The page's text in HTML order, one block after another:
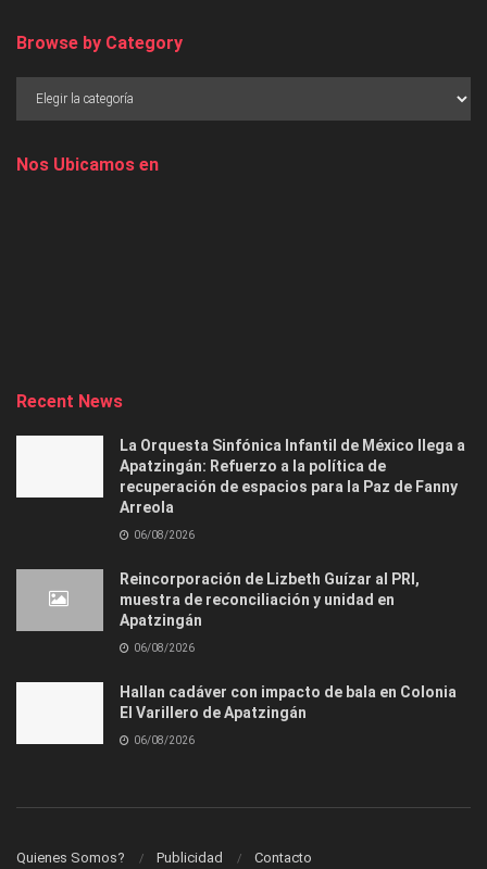
Browse by Category
Nos Ubicamos en
Recent News
La Orquesta Sinfónica Infantil de México llega a
Apatzingán: Refuerzo a la política de
recuperación de espacios para la Paz de Fanny
Arreola
06/08/2026
Reincorporación de Lizbeth Guízar al PRI,
muestra de reconciliación y unidad en
Apatzingán
06/08/2026
Hallan cadáver con impacto de bala en Colonia
El Varillero de Apatzingán
06/08/2026
Quienes Somos? Publicidad Contacto